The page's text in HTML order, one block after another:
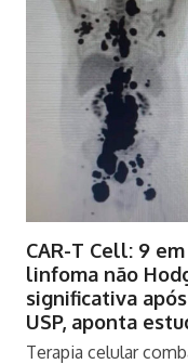
CAR-T Cell: 9
linfoma não
significativa
USP, aponta
Terapia celular